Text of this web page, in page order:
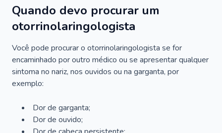
Quando devo procurar um
otorrinolaringologista
Você pode procurar o otorrinolaringologista se for
encaminhado por outro médico ou se apresentar qualquer
sintoma no nariz, nos ouvidos ou na garganta, por
exemplo:
Dor de garganta;
Dor de ouvido;